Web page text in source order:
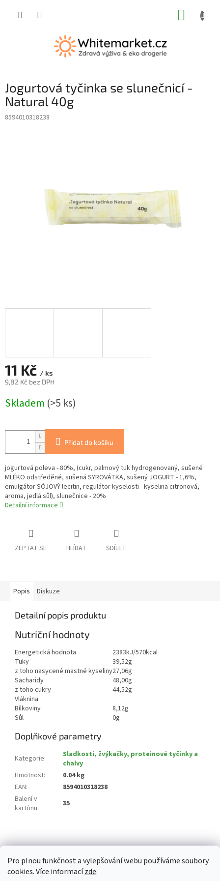
Pro plnou funkčnost a vylepšování webu používáme soubory
cookies. Více informacízde.
Jogurtová tyčinka se slunečnicí -
Natural 40g
8594010318238
11 Kč / ks
9,82 Kč bez DPH
cena:
Skladem (>5 ks)
Přidat do košíku
jogurtová poleva - 80%, (cukr, palmový tuk hydrogenovaný, sušené
MLÉKO odstředěné, sušená SYROVÁTKA, sušený JOGURT - 1,6%,
emulgátor SÓJOVÝ lecitin, regulátor kyselosti - kyselina citronová,
aroma, jedlá sůl), slunečnice - 20%
Detailní informace
ZEPTAT SE HLÍDAT SDÍLET
Popis Diskuze
Detailní popis produktu
Nutriční hodnoty
Energetická hodnota
2383kJ/570kcal
Tuky
39,52g
z toho nasycené mastné kyseliny27,06g
Sacharidy
48,00g
z toho cukry
44,52g
Vláknina
Bílkoviny
8,12g
Sůl
0g
Doplňkové parametry
Kategorie:
Sladkosti, žvýkačky, proteinové tyčinky a
chalvy
Hmotnost:
0.04 kg
EAN:
8594010318238
Balení v
kartónu: 35
á